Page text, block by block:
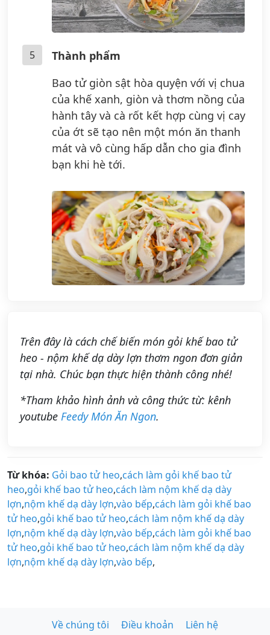
5
Thành phẩm
Bao tử giòn sật hòa quyện với vị chua
của khế xanh, giòn và thơm nồng của
hành tây và cà rốt kết hợp cùng vị cay
của ớt sẽ tạo nên một món ăn thanh
mát và vô cùng hấp dẫn cho gia đình
bạn khi hè tới.
Trên đây là cách chế biến món gỏi khế bao tử
heo - nộm khế dạ dày lợn thơm ngon đơn giản
tại nhà. Chúc bạn thực hiện thành công nhé!
*Tham khảo hình ảnh và công thức từ: kênh
youtube Feedy Món Ăn Ngon.
Từ khóa: Gỏi bao tử heo,cách làm gỏi khế bao tử
heo,gỏi khế bao tử heo,cách làm nộm khế dạ dày
lợn,nộm khế dạ dày lợn,vào bếp,cách làm gỏi khế bao
tử heo,gỏi khế bao tử heo,cách làm nộm khế dạ dày
lợn,nộm khế dạ dày lợn,vào bếp,cách làm gỏi khế bao
tử heo,gỏi khế bao tử heo,cách làm nộm khế dạ dày
lợn,nộm khế dạ dày lợn,vào bếp,
Về chúng tôi Điều khoản Liên hệ